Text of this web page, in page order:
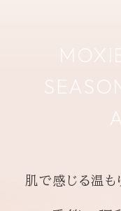
肌で感じる温も